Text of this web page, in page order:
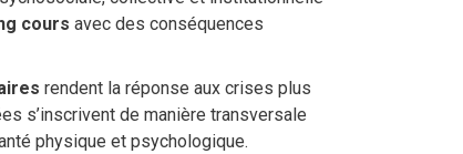
cours avec des conséquences
rendent la réponse aux crises plus
s’inscrivent de manière transversale
physique et psychologique.